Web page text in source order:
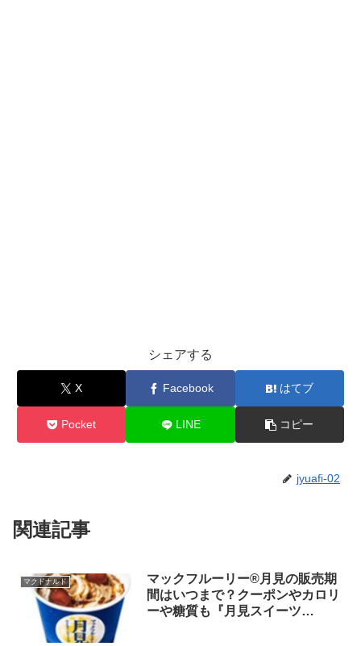
シェアする
X Facebook はてブ
Pocket LINE コピー
jyuafi-02
関連記事
マクドナルド
マックフルーリー®月見の販売期
間はいつまで？クーポンやカロリ
ーや糖質も『月見スイーツ